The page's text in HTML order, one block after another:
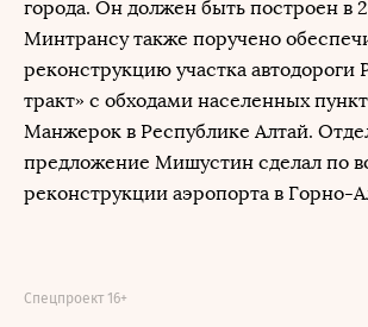
города. Он должен быть построен в
Минтрансу также поручено
реконструкцию участка автодороги
тракт» с обходами населенных
Манжерок в Республике Алтай.
предложение Мишустин сделал по
реконструкции аэропорта в Горно-
Спецпроект 16+